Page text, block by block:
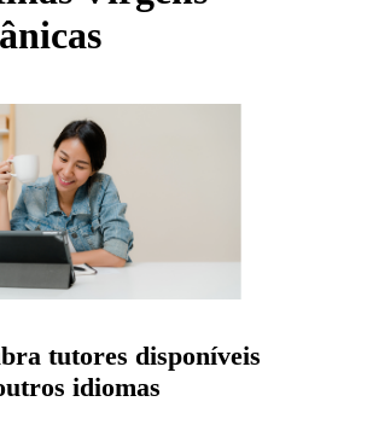
tutores disponíveis
idiomas